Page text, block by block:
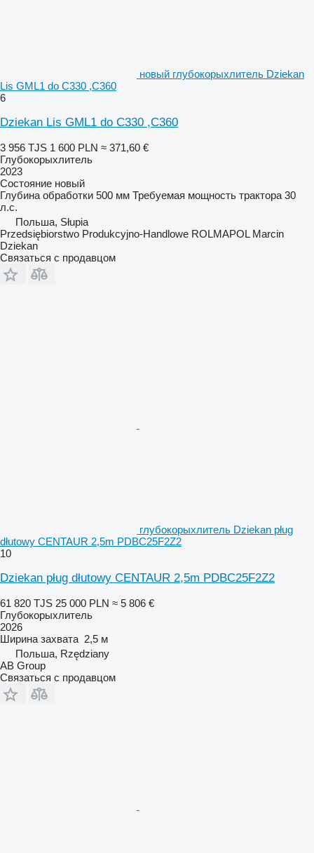
новый глубокорыхлитель Dziekan
Lis GML1 do C330 ,C360
6
Dziekan Lis GML1 do C330 ,C360
3 956 TJS 1 600 PLN ≈ 371,60 €
Глубокорыхлитель
2023
Состояние новый
Глубина обработки 500 мм Требуемая мощность трактора 30
л.с.
Польша, Słupia
Przedsiębiorstwo Produkcyjno-Handlowe ROLMAPOL Marcin
Dziekan
Связаться с продавцом
глубокорыхлитель Dziekan pług
dłutowy CENTAUR 2,5m PDBC25F2Z2
10
Dziekan pług dłutowy CENTAUR 2,5m PDBC25F2Z2
61 820 TJS 25 000 PLN ≈ 5 806 €
Глубокорыхлитель
2026
Ширина захвата 2,5 м
Польша, Rzędziany
AB Group
Связаться с продавцом